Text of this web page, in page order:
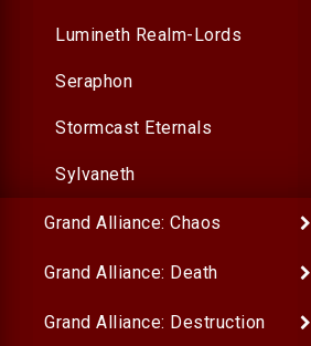
Lumineth Realm-Lords
Seraphon
Stormcast Eternals
Sylvaneth
Grand Alliance: Chaos
Grand Alliance: Death
Grand Alliance: Destruction